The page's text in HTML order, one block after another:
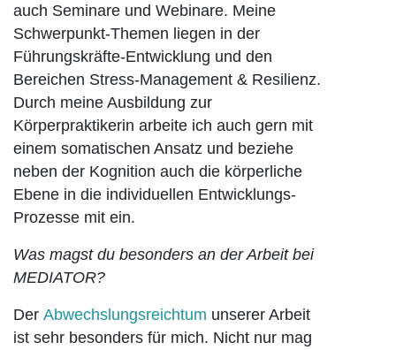
auch Seminare und Webinare. Meine
Schwerpunkt-Themen liegen in der
Führungskräfte-Entwicklung und den
Bereichen Stress-Management & Resilienz.
Durch meine Ausbildung zur
Körperpraktikerin arbeite ich auch gern mit
einem somatischen Ansatz und beziehe
neben der Kognition auch die körperliche
Ebene in die individuellen Entwicklungs-
Prozesse mit ein.
Was magst du besonders an der Arbeit bei
MEDIATOR?
Der Abwechslungsreichtum unserer Arbeit
ist sehr besonders für mich. Nicht nur mag